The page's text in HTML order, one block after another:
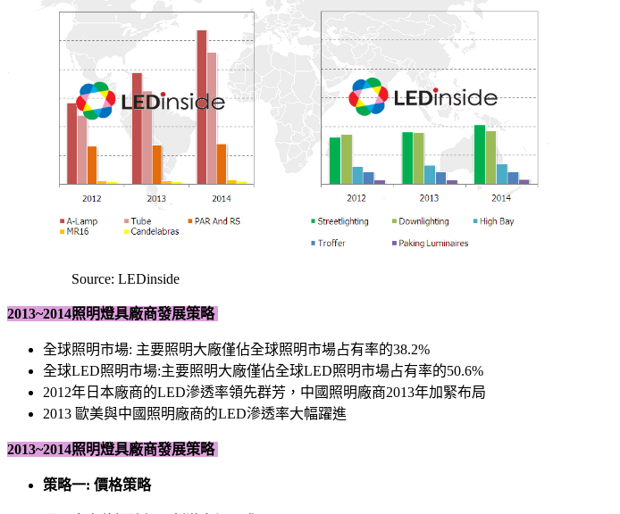
Source: LEDinside
2013~2014照明燈具廠商發展策略
全球照明市場: 主要照明大廠僅佔全球照明市場占有率的38.2%
全球LED照明市場:主要照明大廠僅佔全球LED照明市場占有率的50.6%
2012年日本廠商的LED滲透率領先群芳，中國照明廠商2013年加緊布局
2013 歐美與中國照明廠商的LED滲透率大幅躍進
2013~2014照明燈具廠商發展策略
策略一: 價格策略